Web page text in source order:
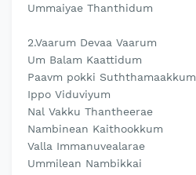
Ummaiyae Thanthidum
2.Vaarum Devaa Vaarum
Um Balam Kaattidum
Paavm pokki Suththamaakkum
Ippo Viduviyum
Nal Vakku Thantheerae
Nambinean Kaithookkum
Valla Immanuvealarae
Ummilean Nambikkai